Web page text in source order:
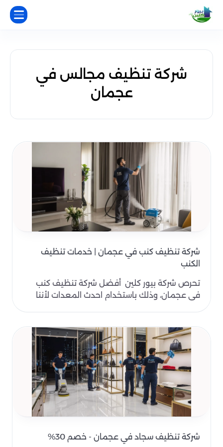
شركة تنظيف مجالس في
عجمان
شركة تنظيف كنب في عجمان | خدمات تنظيف
الكنب
تحرص شركة بيور كلين أفضل شركة تنظيف كنب
في عجمان، وذلك باستخدام احدث المعدات لأننا
شركة تنظيف سجاد في عجمان - خصم 30%